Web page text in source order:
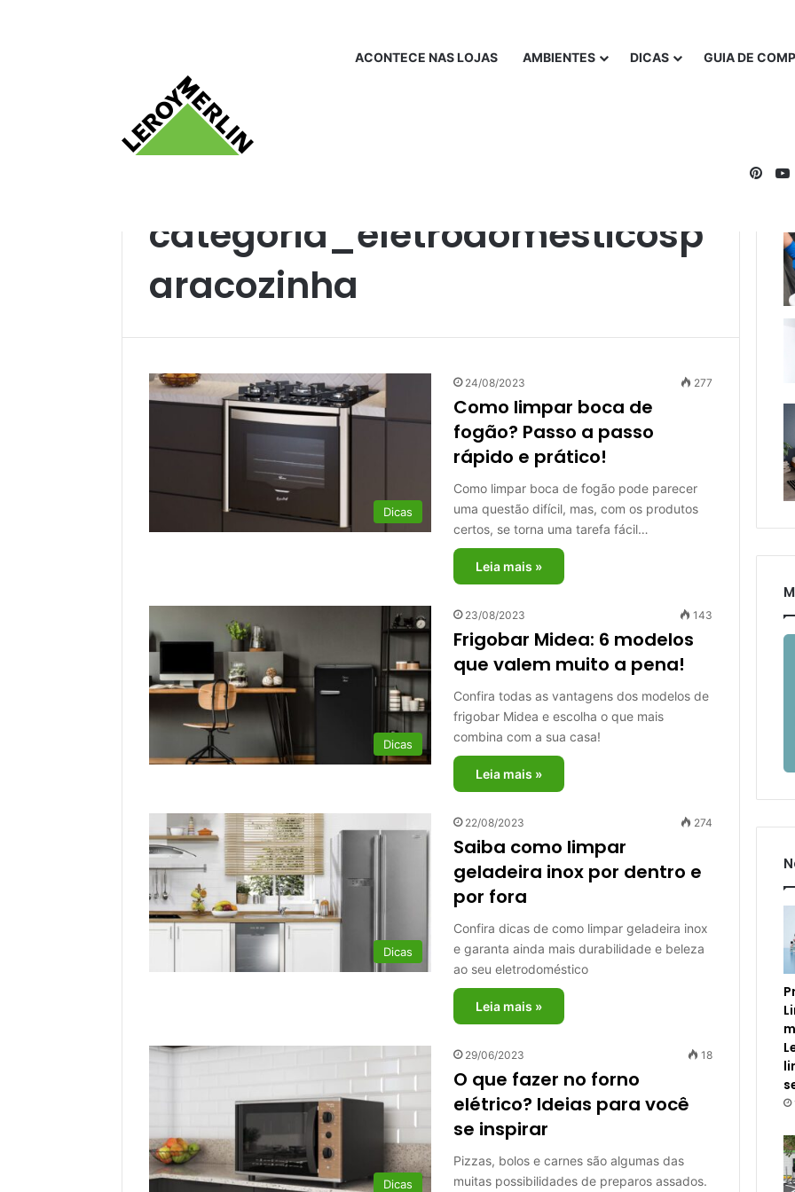
ACONTECE NAS LOJAS AMBIENTES DICAS GUIA DE
categoria_eletrodomesticosp
aracozinha
Dicas
24/08/2023 277
Como limpar boca de
fogão? Passo a passo
rápido e prático!
Como limpar boca de fogão pode parecer
uma questão difícil, mas, com os produtos
certos, se torna uma tarefa fácil…
Leia mais »
Dicas
23/08/2023 143
Frigobar Midea: 6 modelos
que valem muito a pena!
Confira todas as vantagens dos modelos de
frigobar Midea e escolha o que mais
combina com a sua casa!
Leia mais »
Dicas
22/08/2023 274
Saiba como limpar
geladeira inox por dentro e
por fora
Confira dicas de como limpar geladeira inox
e garanta ainda mais durabilidade e beleza
ao seu eletrodoméstico
Leia mais »
Dicas
29/06/2023 18
O que fazer no forno
elétrico? Ideias para você
se inspirar
Pizzas, bolos e carnes são algumas das
muitas possibilidades de preparos assados.